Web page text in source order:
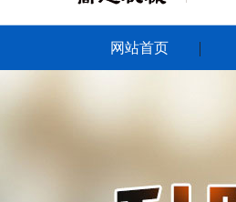
网站首页